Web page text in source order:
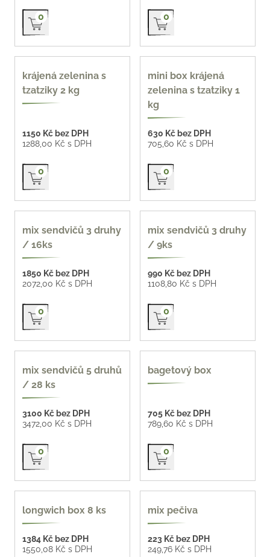
Přidat do košíku
0 Přidat do košíku
0
krájená zelenina s
tzatziky 2 kg
1150 Kč bez DPH
1288,00 Kč s DPH
Přidat do košíku
0
mini box krájená
zelenina s tzatziky 1
kg
630 Kč bez DPH
705,60 Kč s DPH
Přidat do košíku
0
mix sendvičů 3 druhy
/ 16ks
1850 Kč bez DPH
2072,00 Kč s DPH
Přidat do košíku
0
mix sendvičů 3 druhy
/ 9ks
990 Kč bez DPH
1108,80 Kč s DPH
Přidat do košíku
0
124 Kč / ks
mix sendvičů 5 druhů
/ 28 ks
3100 Kč bez DPH
3472,00 Kč s DPH
Přidat do košíku
0
bagetový box
705 Kč bez DPH
789,60 Kč s DPH
Přidat do košíku
0
longwich box 8 ks
1384 Kč bez DPH
1550,08 Kč s DPH
mix pečiva
223 Kč bez DPH
249,76 Kč s DPH